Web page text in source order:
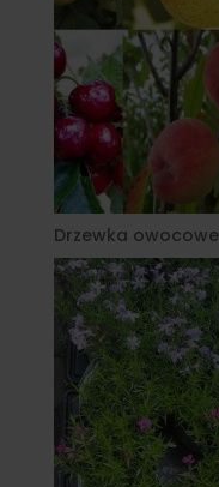
Drzewka owocowe